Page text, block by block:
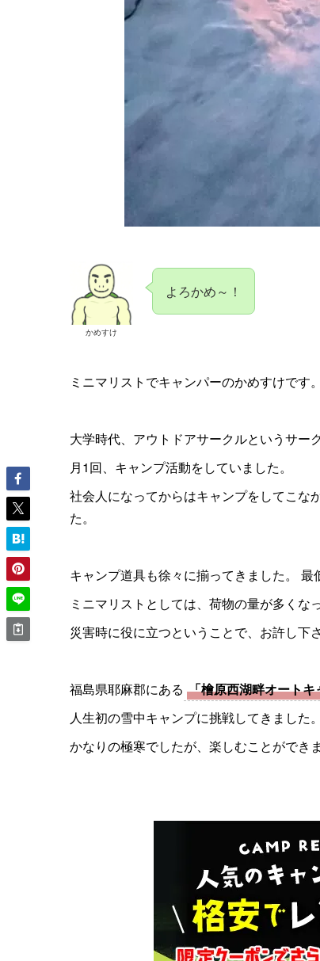
かめすけ
よろかめ～！
ミニマリストでキャンパーのかめすけです。
大学時代、アウトドアサークルというサー
月1回、キャンプ活動をしていました。
社会人になってからはキャンプをしてこな
た。
キャンプ道具も徐々に揃ってきました。 最
ミニマリストとしては、荷物の量が多くな
災害時に役に立つということで、お許し下
福島県耶麻郡にある 「檜原西湖畔オートキ
人生初の雪中キャンプに挑戦してきました。
かなりの極寒でしたが、楽しむことができま